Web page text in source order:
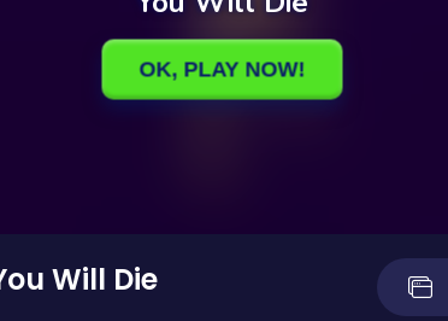
Will Die